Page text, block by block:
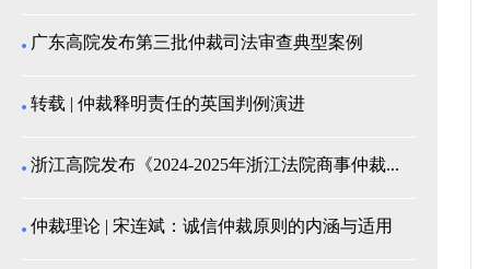
广东高院发布第三批仲裁司法审查典型案例
转载 | 仲裁释明责任的英国判例演进
浙江高院发布《2024-2025年浙江法院商事仲裁...
仲裁理论 | 宋连斌：诚信仲裁原则的内涵与适用